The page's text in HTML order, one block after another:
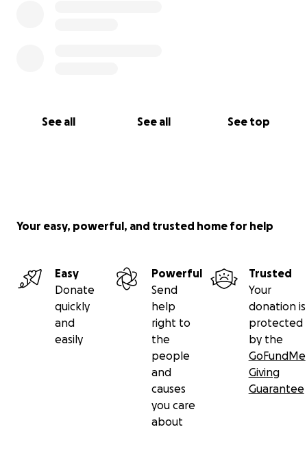
See all See all See top
Your easy, powerful, and trusted home for help
Easy
Donate
quickly
and
easily
Powerful
Send
help
right to
the
people
and
causes
you care
about
Trusted
Your
donation is
protected
by the
GoFundMe
Giving
Guarantee